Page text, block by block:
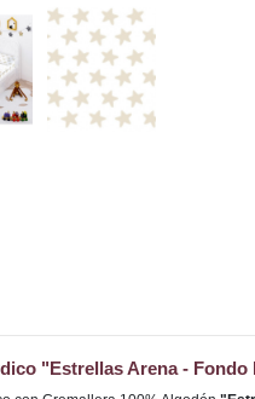
"Estrellas Arena -